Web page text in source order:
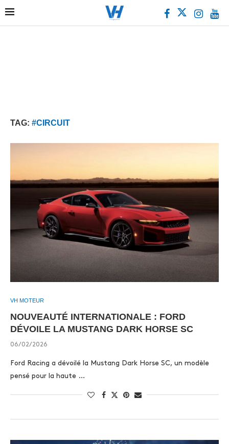
TAG: #CIRCUIT
VH MOTEUR
NOUVEAUTÉ INTERNATIONALE : FORD
DÉVOILE LA MUSTANG DARK HORSE SC
06/02/2026
Ford Racing a dévoilé la Mustang Dark Horse SC, un modèle
pensé pour la haute …